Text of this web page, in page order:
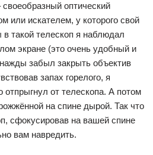
оптический
или искателем, у которого свой
такой телескоп я наблюдал
экране (это очень удобный и
забыл закрыть объектив
запах горелого, я
отпрыгнул от телескопа. А потом
на спине дырой. Так что
сфокусировав на вашей спине
вам навредить.